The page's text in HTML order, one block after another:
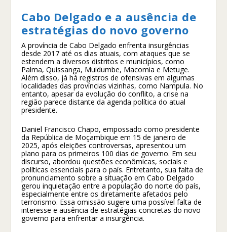
Cabo Delgado e a ausência de
estratégias do novo governo
A província de Cabo Delgado enfrenta insurgências
desde 2017 até os dias atuais, com ataques que se
estendem a diversos distritos e municípios, como
Palma, Quissanga, Muidumbe, Macomia e Metuge.
Além disso, já há registros de ofensivas em algumas
localidades das províncias vizinhas, como Nampula. No
entanto, apesar da evolução do conflito, a crise na
região parece distante da agenda política do atual
presidente.
Daniel Francisco Chapo, empossado como presidente
da República de Moçambique em 15 de janeiro de
2025, após eleições controversas, apresentou um
plano para os primeiros 100 dias de governo. Em seu
discurso, abordou questões econômicas, sociais e
políticas essenciais para o país. Entretanto, sua falta de
pronunciamento sobre a situação em Cabo Delgado
gerou inquietação entre a população do norte do país,
especialmente entre os diretamente afetados pelo
terrorismo. Essa omissão sugere uma possível falta de
interesse e ausência de estratégias concretas do novo
governo para enfrentar a insurgência.